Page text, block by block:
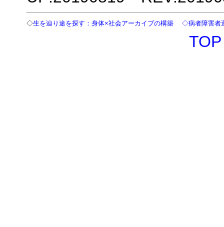
◇生を辿り途を探す：身体×社会アーカイブの構築 ◇病者障害者
TOP